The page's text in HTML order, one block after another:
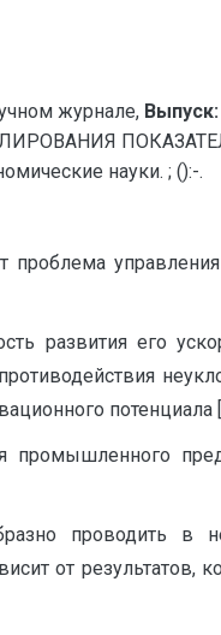
журнале, Выпуск:
науки. ; ():-.
проблема
развития его
промышленного
проводить в
от